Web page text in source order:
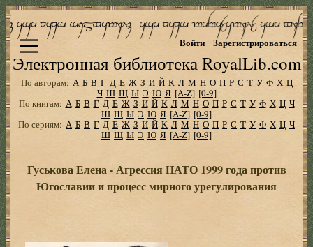
Электронная библиотека RoyalLib.com
Войти Зарегистрироваться
По авторам: А Б В Г Д Е Ж З И Й К Л М Н О П Р С Т У Ф Х Ц
Ч Ш Щ Ы Э Ю Я [A-Z] [0-9]
По книгам: А Б В Г Д Е Ж З И Й К Л М Н О П Р С Т У Ф Х Ц Ч
Ш Щ Ы Э Ю Я [A-Z] [0-9]
По сериям: А Б В Г Д Е Ж З И Й К Л М Н О П Р С Т У Ф Х Ц Ч
Ш Щ Ы Э Ю Я [A-Z] [0-9]
Гуськова Елена - Агрессия НАТО 1999 года против
Югославии и процесс мирного урегулирования